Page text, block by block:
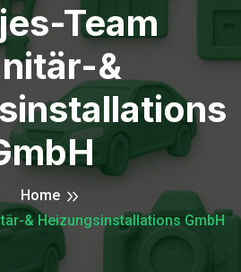
Team
&
Home
& Heizungsinstallations GmbH